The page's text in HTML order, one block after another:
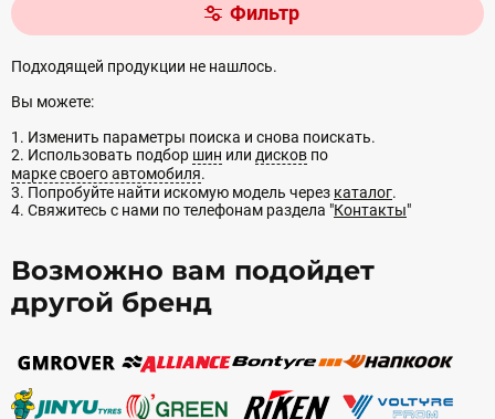
Фильтр
Подходящей продукции не нашлось.
Вы можете:
1. Изменить параметры поиска и снова поискать.
2. Использовать подбор шин или дисков по
марке своего автомобиля.
3. Попробуйте найти искомую модель через каталог.
4. Свяжитесь с нами по телефонам раздела "Контакты"
Возможно вам подойдет
другой бренд